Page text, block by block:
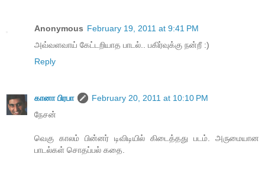
Anonymous February 19, 2011 at 9:41 PM
அவ்வளவாய் கேட்டறியாத பாடல்.. பகிர்வுக்கு நன்றீ :)
Reply
கானா பிரபா
February 20, 2011 at 10:10 PM
நேசன்
வெகு காலம் பின்னர் டிவிடியில் கிடைத்தது படம். அருமையான
பாடல்கள் சொதப்பல் கதை.